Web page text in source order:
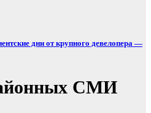
дни от крупного девелопера —